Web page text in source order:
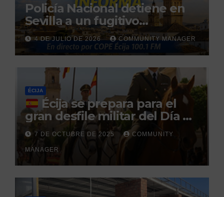
Policía Nacional detiene en
Sevilla a un fugitivo
reclamado por narcotráfico
tras no regresar a prisión
durante un permiso
penitenciario
4 DE JULIO DE 2026 COMMUNITY MANAGER
ÉCIJA
Écija se prepara para el
gran desfile militar del Día de
la Hispanidad organizado por
el Centro Militar de Cría
Caballar
7 DE OCTUBRE DE 2025 COMMUNITY
MANAGER